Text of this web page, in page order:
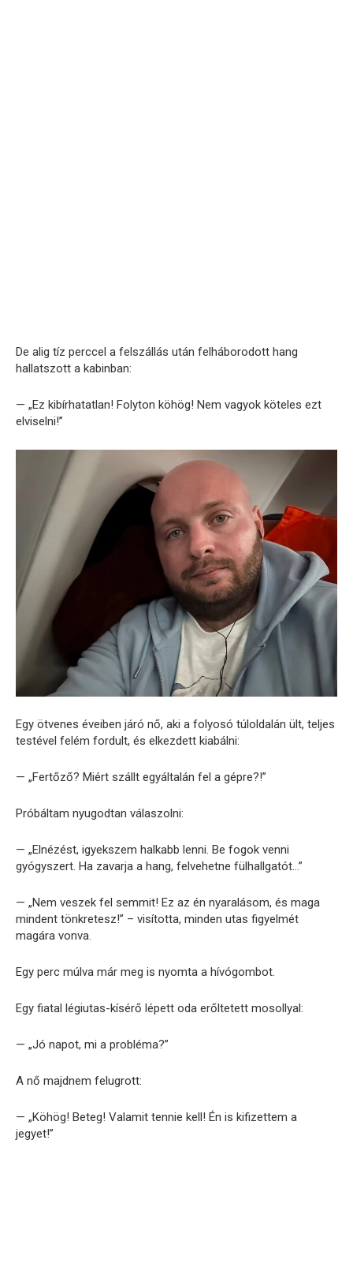
De alig tíz perccel a felszállás után felháborodott hang
hallatszott a kabinban:
— „Ez kibírhatatlan! Folyton köhög! Nem vagyok köteles ezt
elviselni!”
Egy ötvenes éveiben járó nő, aki a folyosó túloldalán ült, teljes
testével felém fordult, és elkezdett kiabálni:
— „Fertőző? Miért szállt egyáltalán fel a gépre?!”
Próbáltam nyugodtan válaszolni:
— „Elnézést, igyekszem halkabb lenni. Be fogok venni
gyógyszert. Ha zavarja a hang, felvehetne fülhallgatót…”
— „Nem veszek fel semmit! Ez az én nyaralásom, és maga
mindent tönkretesz!” – visította, minden utas figyelmét
magára vonva.
Egy perc múlva már meg is nyomta a hívógombot.
Egy fiatal légiutas-kísérő lépett oda erőltetett mosollyal:
— „Jó napot, mi a probléma?”
A nő majdnem felugrott:
— „Köhög! Beteg! Valamit tennie kell! Én is kifizettem a
jegyet!”